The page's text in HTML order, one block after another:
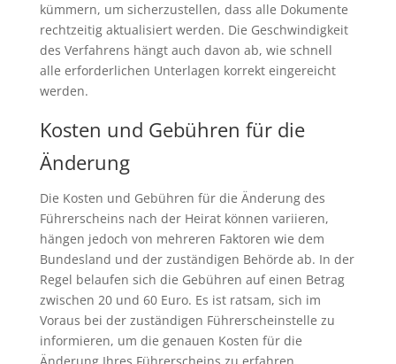
kümmern, um sicherzustellen, dass alle Dokumente
rechtzeitig aktualisiert werden. Die Geschwindigkeit
des Verfahrens hängt auch davon ab, wie schnell
alle erforderlichen Unterlagen korrekt eingereicht
werden.
Kosten und Gebühren für die
Änderung
Die Kosten und Gebühren für die Änderung des
Führerscheins nach der Heirat können variieren,
hängen jedoch von mehreren Faktoren wie dem
Bundesland und der zuständigen Behörde ab. In der
Regel belaufen sich die Gebühren auf einen Betrag
zwischen 20 und 60 Euro. Es ist ratsam, sich im
Voraus bei der zuständigen Führerscheinstelle zu
informieren, um die genauen Kosten für die